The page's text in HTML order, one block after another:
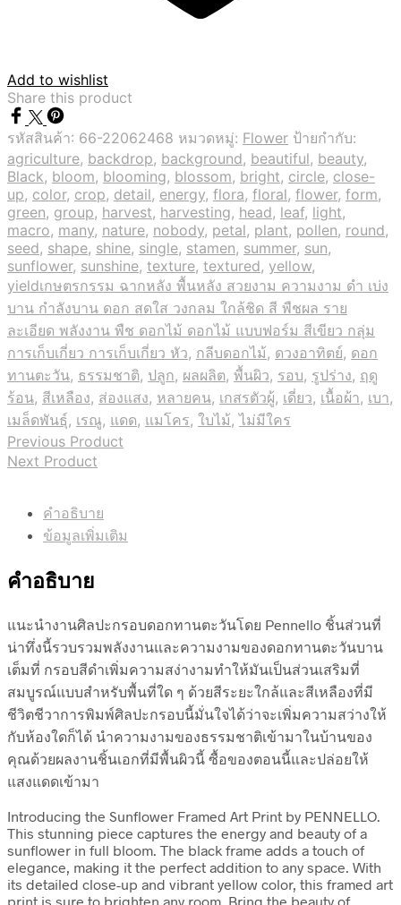
Add to wishlist
Share this product
รหัสสินค้า: 66-22062468 หมวดหมู่: Flower ป้ายกำกับ:
agriculture, backdrop, background, beautiful, beauty,
Black, bloom, blooming, blossom, bright, circle, close-
up, color, crop, detail, energy, flora, floral, flower, form,
green, group, harvest, harvesting, head, leaf, light,
macro, many, nature, nobody, petal, plant, pollen, round,
seed, shape, shine, single, stamen, summer, sun,
sunflower, sunshine, texture, textured, yellow,
yieldเกษตรกรรม ฉากหลัง พื้นหลัง สวยงาม ความงาม ดำ เบ่ง
บาน กำลังบาน ดอก สดใส วงกลม ใกล้ชิด สี พืชผล ราย
ละเอียด พลังงาน พืช ดอกไม้ ดอกไม้ แบบฟอร์ม สีเขียว กลุ่ม
การเก็บเกี่ยว การเก็บเกี่ยว หัว, กลีบดอกไม้, ดวงอาทิตย์, ดอก
ทานตะวัน, ธรรมชาติ, ปลูก, ผลผลิต, พื้นผิว, รอบ, รูปร่าง, ฤดู
ร้อน, สีเหลือง, ส่องแสง, หลายคน, เกสรตัวผู้, เดี่ยว, เนื้อผ้า, เบา,
เมล็ดพันธุ์, เรณู, แดด, แมโคร, ใบไม้,ไม่มีใคร
Previous Product
Next Product
คำอธิบาย
ข้อมูลเพิ่มเติม
คำอธิบาย
แนะนำงานศิลปะกรอบดอกทานตะวันโดย Pennello ชิ้นส่วนที่
น่าทึ่งนี้รวบรวมพลังงานและความงามของดอกทานตะวันบาน
เต็มที่ กรอบสีดำเพิ่มความสง่างามทำให้มันเป็นส่วนเสริมที่
สมบูรณ์แบบสำหรับพื้นที่ใด ๆ ด้วยสีระยะใกล้และสีเหลืองที่มี
ชีวิตชีวาการพิมพ์ศิลปะกรอบนี้มั่นใจได้ว่าจะเพิ่มความสว่างให้
กับห้องใดก็ได้ นำความงามของธรรมชาติเข้ามาในบ้านของ
คุณด้วยผลงานชิ้นเอกที่มีพื้นผิวนี้ ซื้อของตอนนี้และปล่อยให้
แสงแดดเข้ามา
Introducing the Sunflower Framed Art Print by PENNELLO.
This stunning piece captures the energy and beauty of a
sunflower in full bloom. The black frame adds a touch of
elegance, making it the perfect addition to any space. With
its detailed close-up and vibrant yellow color, this framed art
print is sure to brighten any room. Bring the beauty of